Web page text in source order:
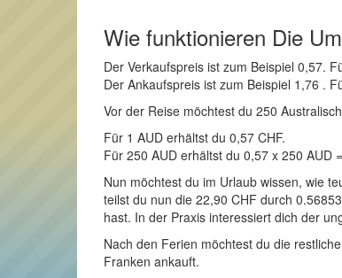
Wie funktionieren Die
Der Verkaufspreis ist zum Beispiel 0,57.
Der Ankaufspreis ist zum Beispiel 1,76 .
Vor der Reise möchtest du 250
Für 1 AUD erhältst du 0,57 CHF.
Für 250 AUD erhältst du 0,57 x 250 AUD
Nun möchtest du im Urlaub wissen, wie
teilst du nun die 22,90 CHF durch
hast. In der Praxis interessiert dich der
Nach den Ferien möchtest du die
Franken ankauft.